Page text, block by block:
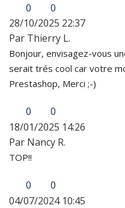
0
0
28/10/2025 22:37
Par Thierry L.
Bonjour, envisagez-vous
serait trés cool car votre
Prestashop, Merci ;-)
0
0
18/01/2025 14:26
Par Nancy R.
TOP!!
0
0
04/07/2024 10:45